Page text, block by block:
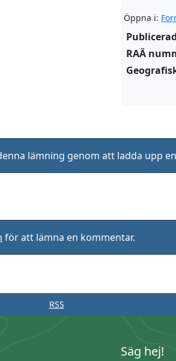
Öppna i:
RAÄ
lämning genom att ladda upp
för att lämna en kommentar.
RSS
Säg hej!